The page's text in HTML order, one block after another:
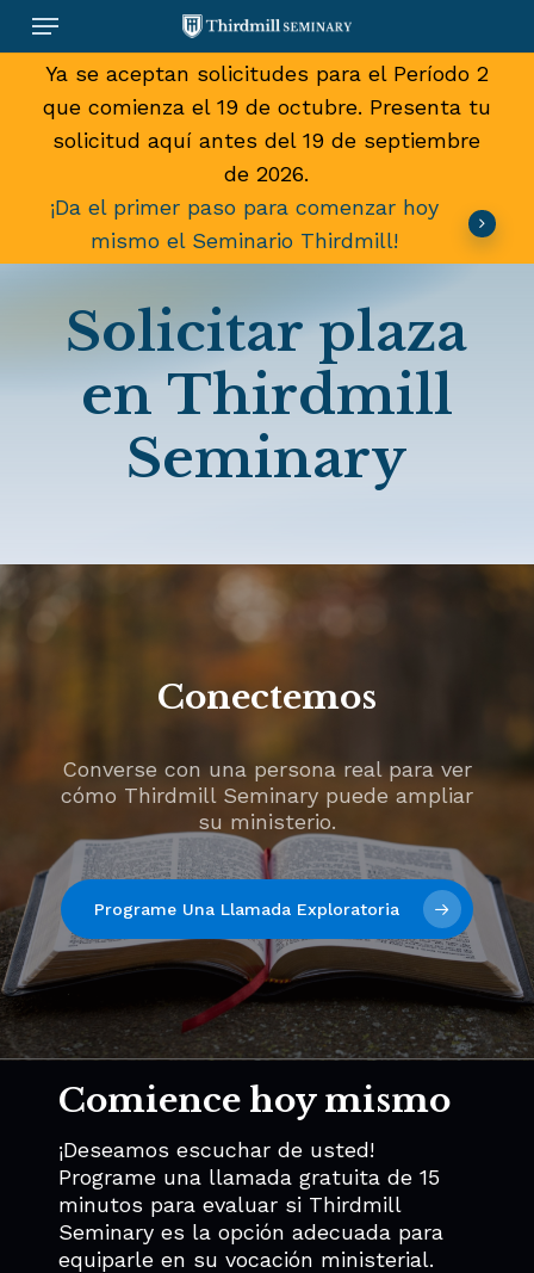
main
Menu
Ya se aceptan solicitudes para el Período 2
que comienza el 19 de octubre. Presenta tu
solicitud aquí antes del 19 de septiembre
de 2026.
¡Da el primer paso para comenzar hoy
mismo el Seminario Thirdmill!
Solicitar plaza
en Thirdmill
Seminary
Conectemos
Converse con una persona real para ver
cómo Thirdmill Seminary puede ampliar
su ministerio.
Programe Una Llamada Exploratoria
Comience hoy mismo
¡Deseamos escuchar de usted!
Programe una llamada gratuita de 15
minutos para evaluar si Thirdmill
Seminary es la opción adecuada para
equiparle en su vocación ministerial.